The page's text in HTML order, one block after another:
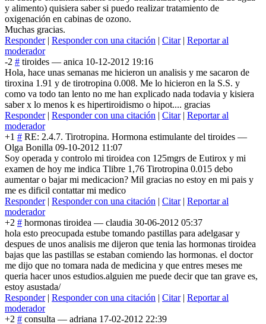
y alimento) quisiera saber si puedo realizar tratamiento de
oxigenación en cabinas de ozono.
Muchas gracias.
Responder| Responder con una citación | Citar| Reportar al
moderador
-2 # tiroides — anica 10-12-2012 19:16
Hola, hace unas semanas me hicieron un analisis y me sacaron de
tiroxina 1.91 y de tirotropina 0.008. Me lo hicieron en la S.S. y
como va todo tan lento no me han explicado nada todavia y kisiera
saber x lo menos k es hipertiroidismo o hipot.... gracias
Responder| Responder con una citación | Citar| Reportar al
moderador
+1 # RE: 2.4.7. Tirotropina. Hormona estimulante del tiroides —
Olga Bonilla 09-10-2012 11:07
Soy operada y controlo mi tiroidea con 125mgrs de Eutirox y mi
examen de hoy me indica Tlibre 1,76 Tirotropina 0.015 debo
aumentar o bajar mi medicacion? Mil gracias no estoy en mi pais y
me es dificil contattar mi medico
Responder| Responder con una citación | Citar| Reportar al
moderador
+2 # hormonas tiroidea — claudia 30-06-2012 05:37
hola esto preocupada estube tomando pastillas para adelgasar y
despues de unos analisis me dijeron que tenia las hormonas tiroidea
bajas que las pastillas se estaban comiendo las hormonas. el doctor
me dijo que no tomara nada de medicina y que entres meses me
queria hacer unos estudios.alguien me puede decir que tan grave es,
estoy asustada/
Responder| Responder con una citación | Citar| Reportar al
moderador
+2 # consulta — adriana 17-02-2012 22:39